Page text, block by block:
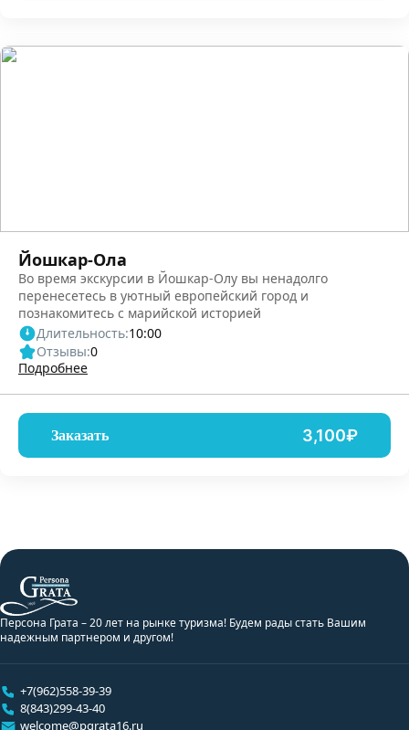
Йошкар-Ола
Во время экскурсии в Йошкар-Олу вы ненадолго
перенесетесь в уютный европейский город и
познакомитесь с марийской историей
Длительность:10:00
Отзывы:0
Подробнее
Заказать 3,100₽
Персона Грата – 20 лет на рынке туризма! Будем рады стать Вашим
надежным партнером и другом!
+7(962)558-39-39
8(843)299-43-40
welcome@pgrata16.ru